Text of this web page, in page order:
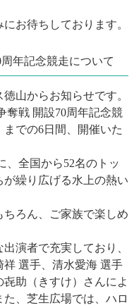
お待ちしております。
年記念競走について
山からお知らせです。
奪戦 開設70周年記念競
での6日間、開催いた
、全国から52名のトッ
繰り広げる水上の熱い
ろん、ご家族で楽しめ
演者で充実しており、
選手、清水愛海 選手
助（きすけ）さんによ
、芝生広場では、ハロ